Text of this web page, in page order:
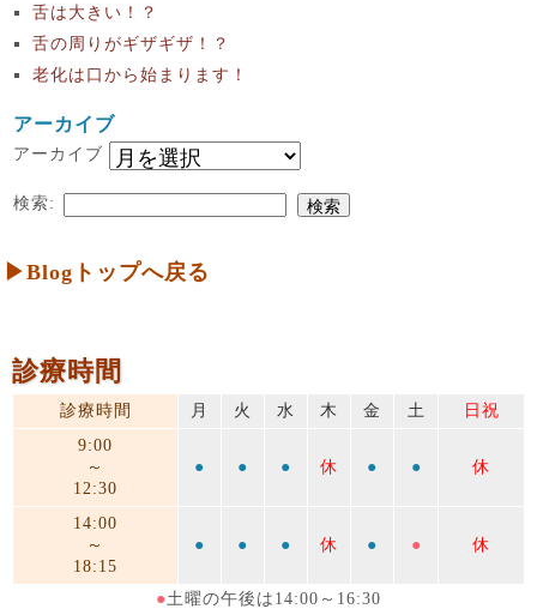
舌は大きい！？
舌の周りがギザギザ！？
老化は口から始まります！
アーカイブ
アーカイブ
検索:
▶Blogトップへ戻る
診療時間
診療時間 月 火 水 木 金 土
日祝
9:00
～
12:30
● ● ● 休 ● ● 休
14:00
～
18:15
● ● ● 休 ● ● 休
●土曜の午後は14:00～16:30